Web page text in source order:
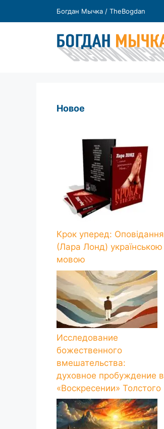
Богдан Мычка / TheBogdan
Новое
Крок уперед: Оповідання
(Лара Лонд) українською
мовою
Исследование
божественного
вмешательства:
духовное пробуждение в
«Воскресении» Толстого